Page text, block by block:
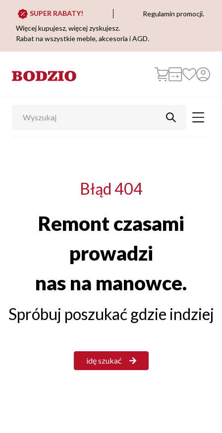
SUPER RABATY!
Regulamin promocji.
Więcej kupujesz, więcej zyskujesz.
Rabat na wszystkie meble, akcesoria i AGD.
Błąd 404
Remont czasami
prowadzi
nas na manowce.
Spróbuj poszukać gdzie indziej
idę szukać